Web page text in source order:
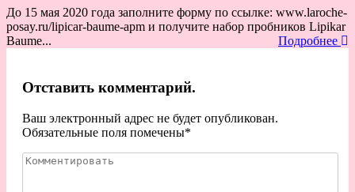
До 15 мая 2020 года заполните форму по ссылке: www.laroche-
posay.ru/lipicar-baume-apm и получите набор пробников Lipikar
Baume...
Подробнее
Отставить комментарий.
Ваш электронный адрес не будет опубликован.
Обязательные поля помечены*